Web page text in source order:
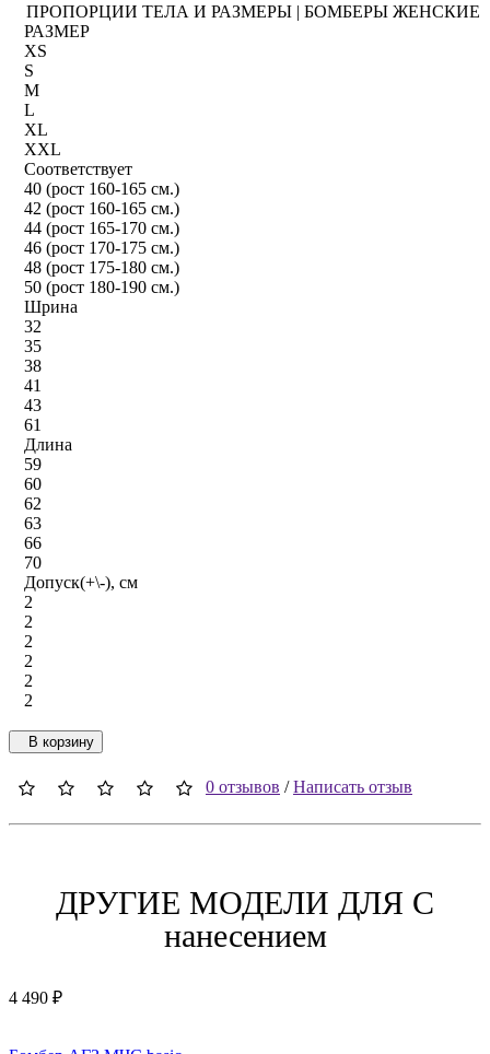
ПРОПОРЦИИ ТЕЛА И РАЗМЕРЫ | БОМБЕРЫ ЖЕНСКИЕ
РАЗМЕР
XS
S
M
L
XL
XXL
Соответствует
40 (рост 160-165 см.)
42 (рост 160-165 см.)
44 (рост 165-170 см.)
46 (рост 170-175 см.)
48 (рост 175-180 см.)
50 (рост 180-190 см.)
Шрина
32
35
38
41
43
61
Длина
59
60
62
63
66
70
Допуск(+\-), см
2
2
2
2
2
2
В корзину
0 отзывов /Написать отзыв
ДРУГИЕ МОДЕЛИ ДЛЯ C
нанесением
4 490 ₽